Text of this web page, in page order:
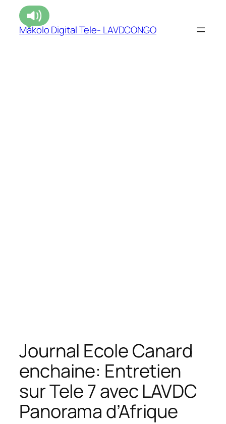
Makolo Digital Tele- LAVDCONGO
Journal Ecole Canard
enchaine: Entretien
sur Tele 7 avec LAVDC
Panorama d’Afrique